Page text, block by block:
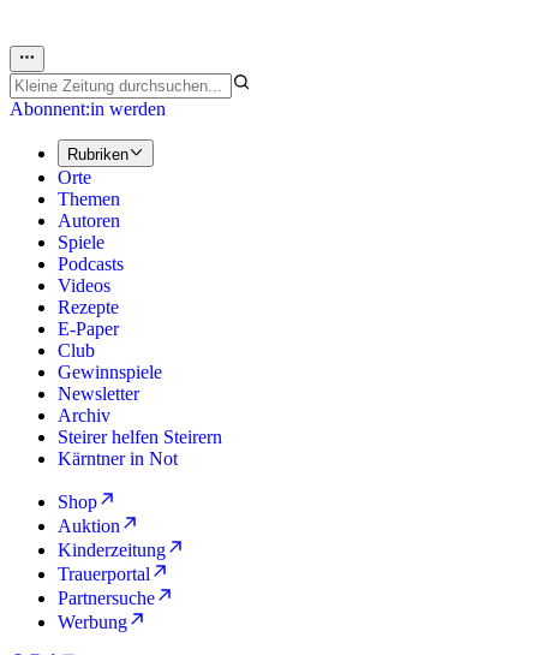
Abonnent:in werden
Rubriken
Orte
Themen
Autoren
Spiele
Podcasts
Videos
Rezepte
E-Paper
Club
Gewinnspiele
Newsletter
Archiv
Steirer helfen Steirern
Kärntner in Not
Shop
Auktion
Kinderzeitung
Trauerportal
Partnersuche
Werbung